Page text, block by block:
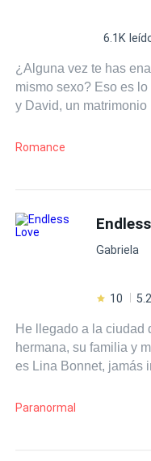
6.1K
¿Alguna vez te has
mismo sexo? Eso es
y David, un
Mane, el hombre de la
David ni siquiera
vidas?
Romance
Gabriela
10
He llegado a la ciudad
hermana, su familia y mi
es Lina Bonnet, jamás
parece imposible. La
conseguir, claro, no
Paranormal